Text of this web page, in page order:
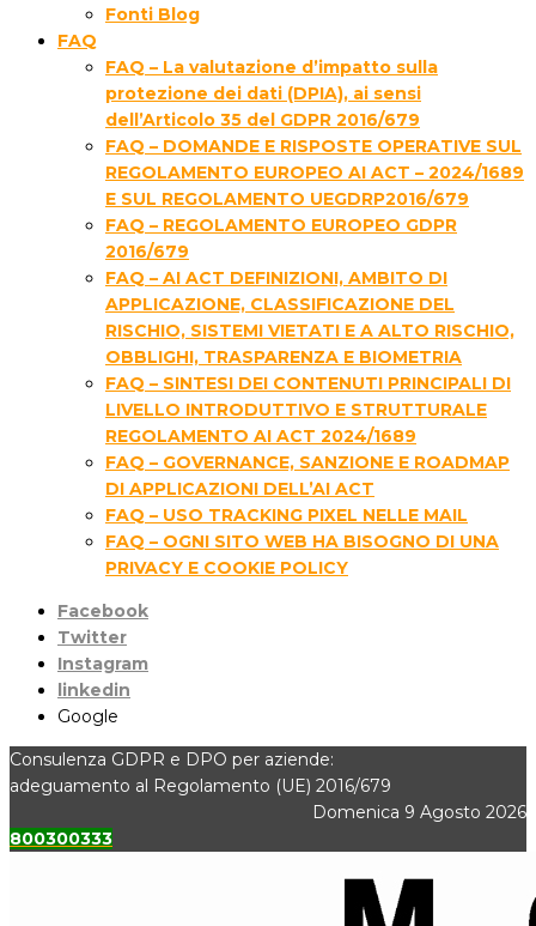
Fonti Blog
FAQ
FAQ – La valutazione d’impatto sulla
protezione dei dati (DPIA), ai sensi
dell’Articolo 35 del GDPR 2016/679
FAQ – DOMANDE E RISPOSTE OPERATIVE SUL
REGOLAMENTO EUROPEO AI ACT – 2024/1689
E SUL REGOLAMENTO UEGDRP2016/679
FAQ – REGOLAMENTO EUROPEO GDPR
2016/679
FAQ – AI ACT DEFINIZIONI, AMBITO DI
APPLICAZIONE, CLASSIFICAZIONE DEL
RISCHIO, SISTEMI VIETATI E A ALTO RISCHIO,
OBBLIGHI, TRASPARENZA E BIOMETRIA
FAQ – SINTESI DEI CONTENUTI PRINCIPALI DI
LIVELLO INTRODUTTIVO E STRUTTURALE
REGOLAMENTO AI ACT 2024/1689
FAQ – GOVERNANCE, SANZIONE E ROADMAP
DI APPLICAZIONI DELL’AI ACT
FAQ – USO TRACKING PIXEL NELLE MAIL
FAQ – OGNI SITO WEB HA BISOGNO DI UNA
PRIVACY E COOKIE POLICY
Facebook
Twitter
Instagram
linkedin
Google
Consulenza GDPR e DPO per aziende:
adeguamento al Regolamento (UE) 2016/679
Domenica 9 Agosto 2026
800300333